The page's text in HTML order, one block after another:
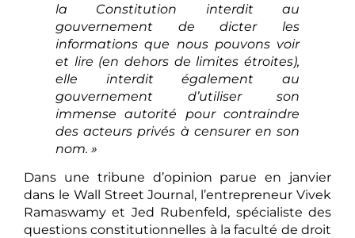
la Constitution interdit au
gouvernement de dicter les
informations que nous pouvons voir
et lire (en dehors de limites étroites),
elle interdit également au
gouvernement d’utiliser son
immense autorité pour contraindre
des acteurs privés à censurer en son
nom. »
Dans une tribune d’opinion parue en janvier
dans le Wall Street Journal, l’entrepreneur Vivek
Ramaswamy et Jed Rubenfeld, spécialiste des
questions constitutionnelles à la faculté de droit